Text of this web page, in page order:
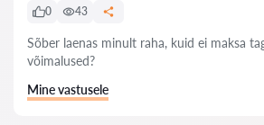
0
43
Sõber laenas minult raha, kuid ei maksa
võimalused?
Mine vastusele